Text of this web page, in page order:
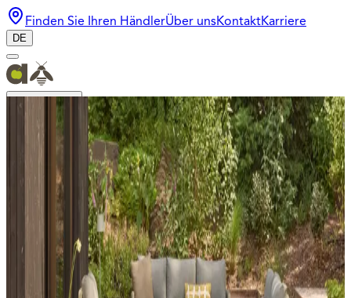
Finden Sie Ihren HändlerÜber unsKontaktKarriere
DE
Kollektion InspirationBee WettDesign
Login für Händler